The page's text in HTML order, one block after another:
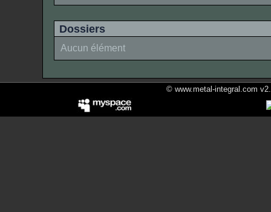
Dossiers
Aucun élément
© www.metal-integral.com